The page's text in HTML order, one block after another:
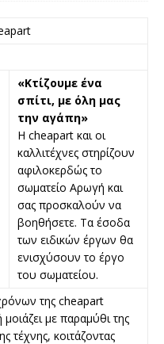
«Κτίζουμε ένα
σπίτι, με όλη μας
την αγάπη»
Η cheapart και οι
καλλιτέχνες στηρίζουν
αφιλοκερδώς το
σωματείο Αρωγή και
σας προσκαλούν να
βοηθήσετε. Τα έσοδα
των ειδικών έργων θα
ενισχύσουν το έργο
του σωματείου.
της cheapart
με παραμύθι της
τέχνης, κοιτάζοντας